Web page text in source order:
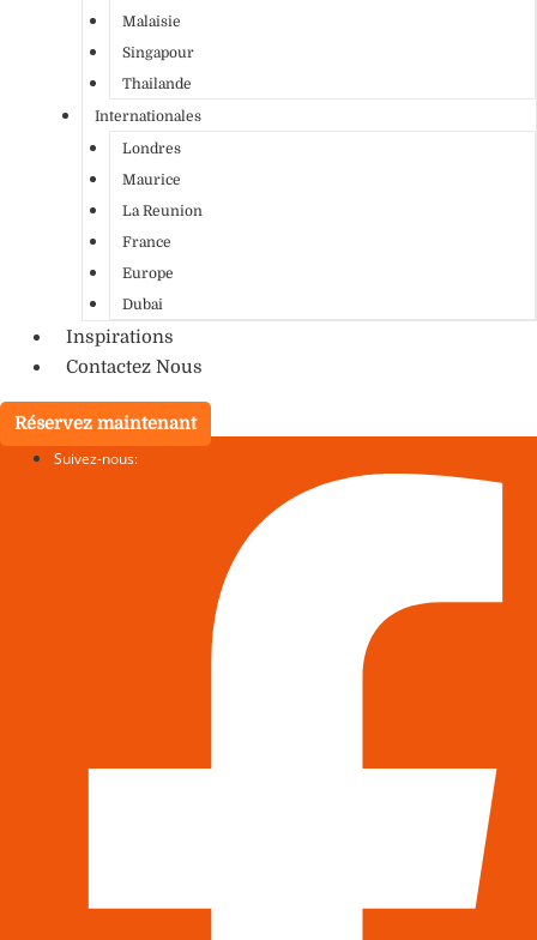
Malaisie
Singapour
Thailande
Internationales
Londres
Maurice
La Reunion
France
Europe
Dubai
Inspirations
Contactez Nous
Réservez maintenant
Suivez-nous: